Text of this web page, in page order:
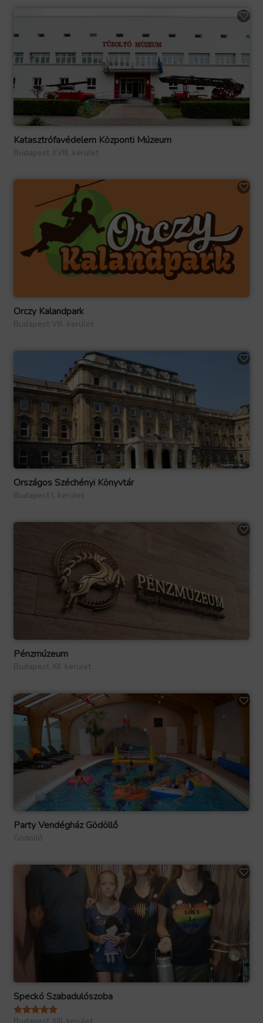
Katasztrófavédelem Központi Múzeum
Budapest XVIII. kerület
Orczy Kalandpark
Budapest VIII. kerület
Országos Széchényi Könyvtár
Budapest I. kerület
Pénzmúzeum
Budapest XII. kerület
Party Vendégház Gödöllő
Gödöllő
Speckó Szabadulószoba